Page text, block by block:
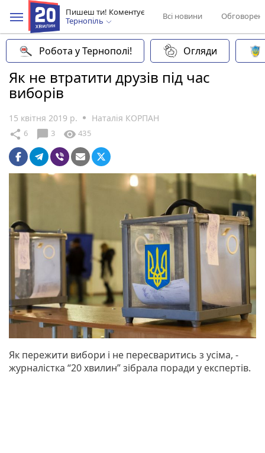
Пишеш ти! Коментує
Тернопіль
Всі новини
Робота у Тернополі! Огляди
Як не втратити друзів під час
виборів
15 квітня 2019 р. Наталія КОРПАН
share 6 chat_bubble 3 visibility 435
Як пережити вибори і не пересваритись з усіма, -
журналістка “20 хвилин” зібрала поради у експертів.